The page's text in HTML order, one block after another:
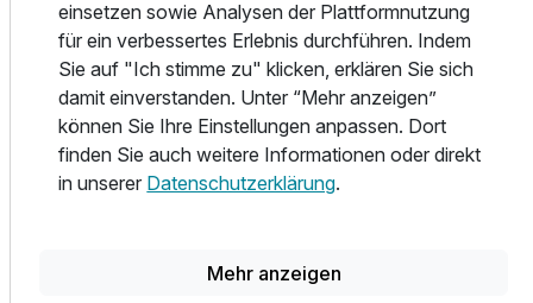
wohltuenden Düften, das ist der perfekte Platz, um
komplett abzuschalten. Sie werden es sehen und spüren:
es ist traumhaft schön, im Jägerhof zu sein! Diejenigen, die
ihren Ausgleich im Sport und in der Aktivität finden, lieben
unseren Fitnessraum. Andere relaxen einfach gerne an der
Hausbar. Fragen Sie auch nach unserem Angebot an
einsetzen sowie Analysen der Plattformnutzung
für ein verbessertes Erlebnis durchführen. Indem
Sie auf "Ich stimme zu" klicken, erklären Sie sich
damit einverstanden. Unter “Mehr anzeigen”
können Sie Ihre Einstellungen anpassen. Dort
finden Sie auch weitere Informationen oder direkt
in unserer Datenschutzerklärung.
Mehr anzeigen